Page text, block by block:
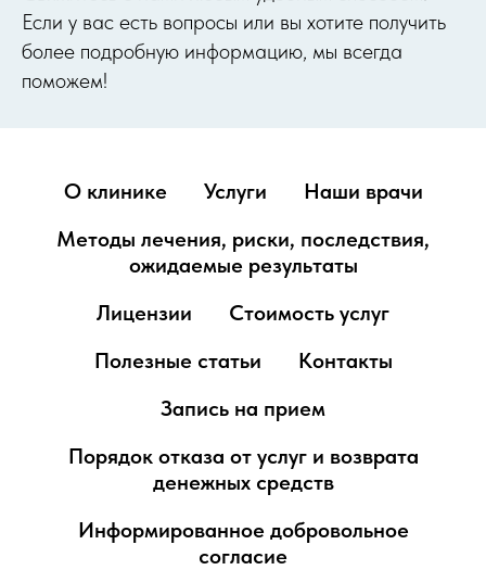
Если у вас есть вопросы или вы хотите получить
более подробную информацию, мы всегда
поможем!
О клинике Услуги
Наши врачи
Методы лечения, риски, последствия,
ожидаемые результаты
Лицензии
Стоимость услуг
Полезные статьи
Контакты
Запись на прием
Порядок отказа от услуг и возврата
денежных средств
Информированное добровольное
согласие